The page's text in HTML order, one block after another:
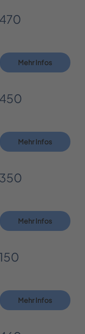
Mehr Infos
Mehr Infos
Mehr Infos
Mehr Infos